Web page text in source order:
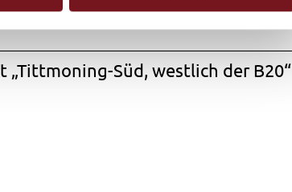
„Tittmoning-Süd, westlich der B20“